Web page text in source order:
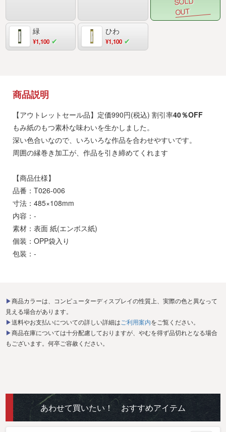
緑
¥1,100
ひわ
¥1,100
商品説明
【アウトレットセール品】定価990円(税込) 割引率40％OFF
もみ紙のもつ素朴な味わいを生かしました。
深い色合いなので、いろいろな作品を合わせやすいです。
周囲の縁巻き加工が、作品を引き締めてくれます
【商品仕様】
品番：T026-006
寸法：485×108mm
内容：-
素材：表面 紙(エンボス紙)
個装：OPP袋入り
包装：-
▶商品カラーは、コンピューターディスプレイの性質上、実際の色と異なって
見える場合があります。
▶送料やお支払いについての詳しい詳細は ご利用案内をご覧ください。
▶商品在庫については十分配慮しておりますが、やむを得ず品切れとなる場合
もございます。何卒ご容赦ください。
あわせて買いたい！ おすすめアイテム